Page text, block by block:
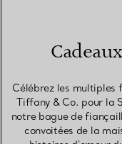
Célébrez les multiples
Tiffany & Co. pour la
notre bague de
convoitées de la